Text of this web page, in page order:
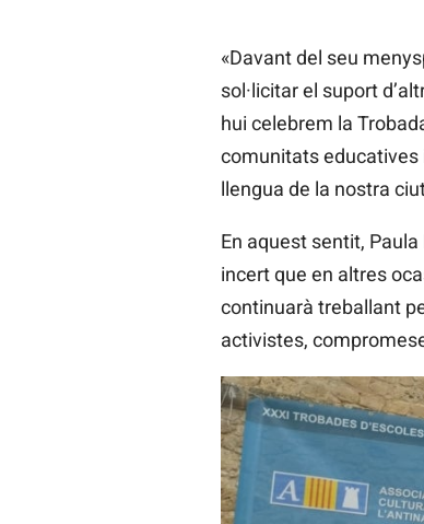
«Davant del seu
sol·licitar el suport
hui celebrem la
comunitats educatives
llengua de la nostra
En aquest sentit,
incert que en altres
continuarà treballant
activistes,